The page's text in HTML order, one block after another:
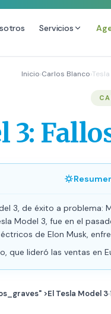
Servicios
Diseño Web Premium
Inicio›Carlos Blanco›
3:
3, de éxito a problema:
Model 3, fue en el
de Elon Musk,
que lideró las ventas en
>El Tesla Model 3